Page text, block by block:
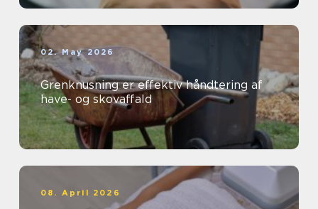
02. May 2026
Grenknusning er effektiv håndtering af
have- og skovaffald
08. April 2026